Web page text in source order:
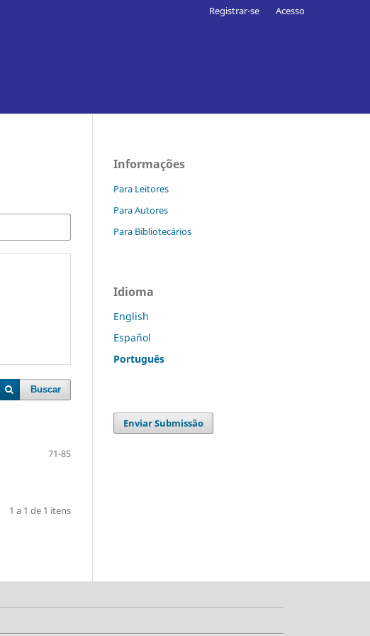
Registrar-se Acesso
Buscar
71-85
1 a 1 de 1 itens
Informações
Para Leitores
Para Autores
Para Bibliotecários
Idioma
English
Español
Português
Enviar Submissão